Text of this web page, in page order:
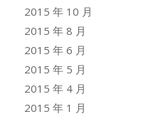
2015 年 10 月
2015 年 8 月
2015 年 6 月
2015 年 5 月
2015 年 4 月
2015 年 1 月